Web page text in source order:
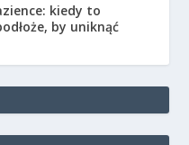
kiedy to
by uniknąć